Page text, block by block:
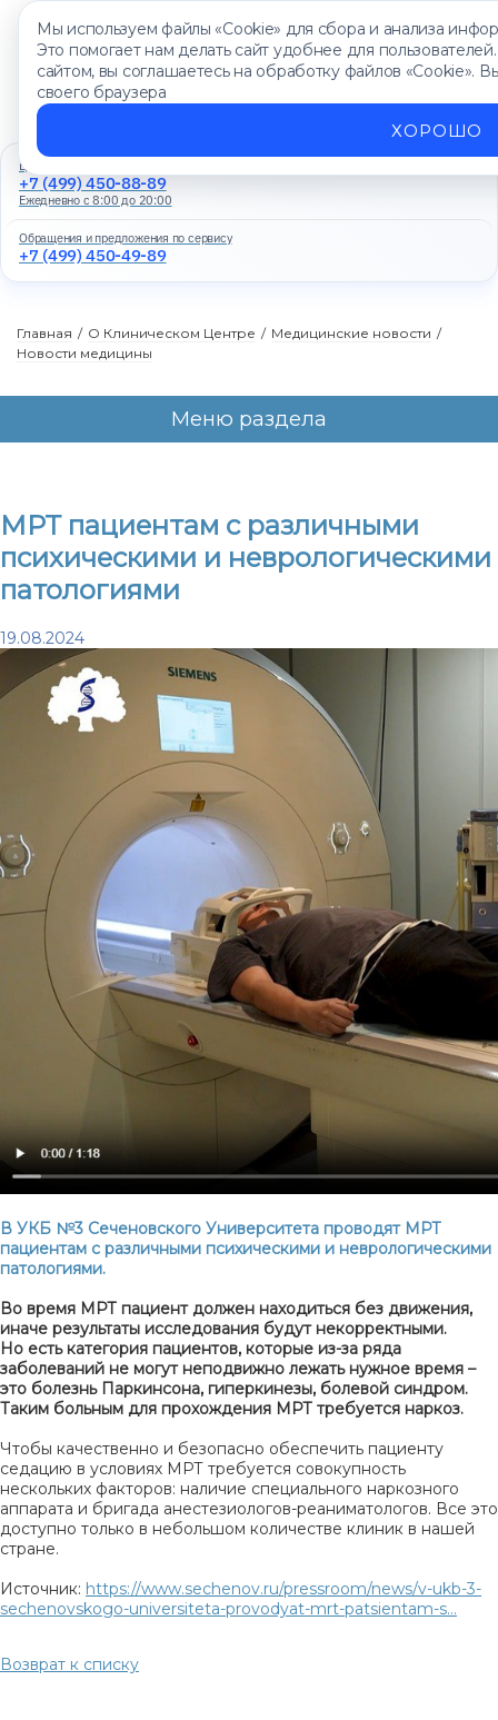
Мы используем файлы «Cookie» для сбора и анализа
Это помогает нам делать сайт удобнее для
сайтом, вы соглашаетесь на обработку файлов «Cookie».
своего браузера
ХОРОШО
Единый контакт-центр
+7 (499) 450-88-89
Ежедневно с 8:00 до 20:00
Обращения и предложения по сервису
+7 (499) 450-49-89
Главная / О Клиническом Центре / Медицинские новости /
Новости медицины
МРТ пациентам с различными
психическими и неврологическими
патологиями
19.08.2024
В УКБ №3 Сеченовского Университета проводят МРТ
пациентам с различными психическими и неврологическими
патологиями.
Во время МРТ пациент должен находиться без движения,
иначе результаты исследования будут некорректными.
Но есть категория пациентов, которые из-за ряда
заболеваний не могут неподвижно лежать нужное время –
это болезнь Паркинсона, гиперкинезы, болевой синдром.
Таким больным для прохождения МРТ требуется наркоз.
Чтобы качественно и безопасно обеспечить пациенту
седацию в условиях МРТ требуется совокупность
нескольких факторов: наличие специального наркозного
аппарата и бригада анестезиологов-реаниматологов. Все это
доступно только в небольшом количестве клиник в нашей
стране.
Источник: https://www.sechenov.ru/pressroom/news/v-ukb-3-
sechenovskogo-universiteta-provodyat-mrt-patsientam-s...
Возврат к списку
Меню раздела